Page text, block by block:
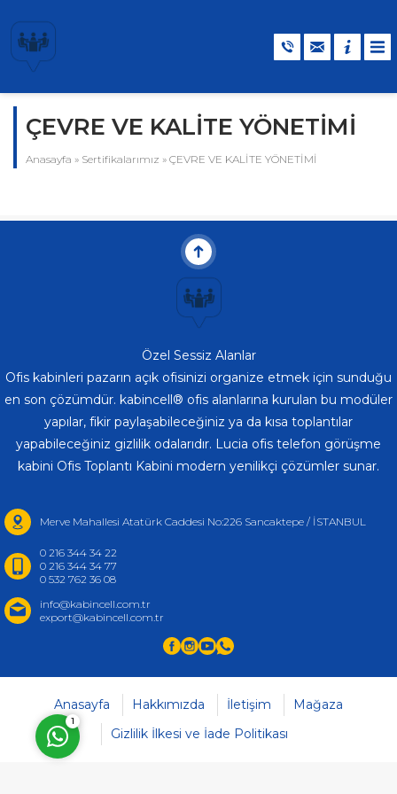
ÇEVRE VE KALİTE YÖNETİMİ
Anasayfa » Sertifikalarımız » ÇEVRE VE KALİTE YÖNETİMİ
Cevap Yaz
1
Özel Sessiz Alanlar
Ofis kabinleri pazarın açık ofisinizi organize etmek için sunduğu
en son çözümdür. kabincell® ofis alanlarına kurulan bu modüler
yapılar, fikir paylaşabileceğiniz ya da kısa toplantılar
yapabileceğiniz gizlilik odalarıdır. Lucia ofis telefon görüşme
kabini Ofis Toplantı Kabini modern yenilikçi çözümler sunar.
Merve Mahallesi Atatürk Caddesi No:226 Sancaktepe / İSTANBUL
0 216 344 34 22
0 216 344 34 77
0 532 762 36 08
info@kabincell.com.tr
export@kabincell.com.tr
Anasayfa Hakkımızda İletişim
Mağaza
Gizlilik İlkesi ve İade Politikası